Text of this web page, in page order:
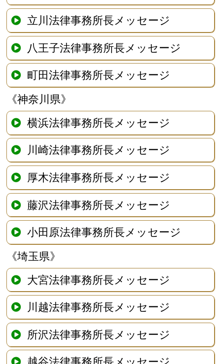
立川法律事務所長メッセージ
八王子法律事務所長メッセージ
町田法律事務所長メッセージ
《神奈川県》
横浜法律事務所長メッセージ
川崎法律事務所長メッセージ
厚木法律事務所長メッセージ
藤沢法律事務所長メッセージ
小田原法律事務所長メッセージ
《埼玉県》
大宮法律事務所長メッセージ
川越法律事務所長メッセージ
所沢法律事務所長メッセージ